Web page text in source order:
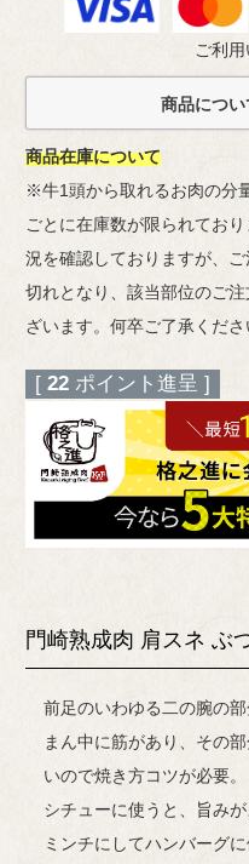
ご利
商品在庫について
※牛1頭から取れるお肉の分
ごとに在庫数が限られてお
況を確認しておりますが、
切れとなり、該当部位のご
ざいます。何卒ご了承くだ
[ 22 ポイント進呈 ]
門崎熟成肉 肩スネ ぶ
前足のいわゆる二の腕の部
まん中に筋があり、その
いので焼き方コツが必要。
シチューに使うと、旨み
ミンチにしてハンバーグ